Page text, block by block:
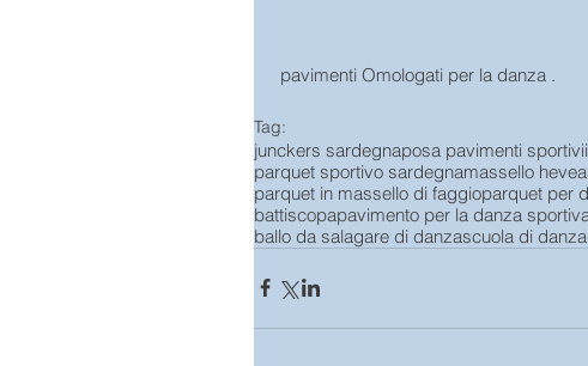
pavimenti Omologati per la danza .
Tag:
junckers sardegnaposa pavimenti sportivi
parquet sportivo sardegnamassello hevea
parquet in massello di faggioparquet per
battiscopapavimento per la danza sportiva
ballo da salagare di danzascuola di danza